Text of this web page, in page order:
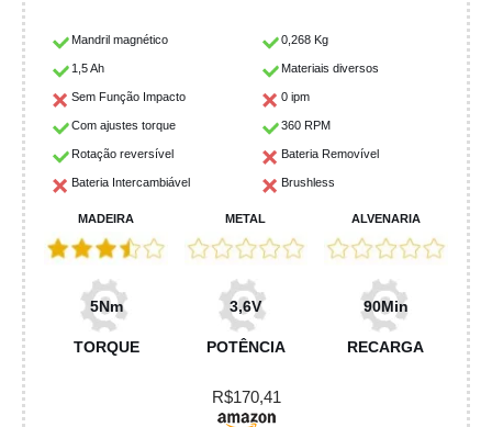
Mandril magnético 0,268 Kg
1,5 Ah Materiais diversos
Sem Função Impacto 0 ipm
Com ajustes torque 360 RPM
Rotação reversível Bateria Removível
Bateria Intercambiável Brushless
MADEIRA METAL ALVENARIA
5Nm
TORQUE
3,6V
POTÊNCIA
90Min
RECARGA
R$170,41